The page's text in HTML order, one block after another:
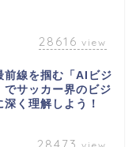
28616 view
前線を掴む「AIビジ
でサッカー界のビジ
く理解しよう！